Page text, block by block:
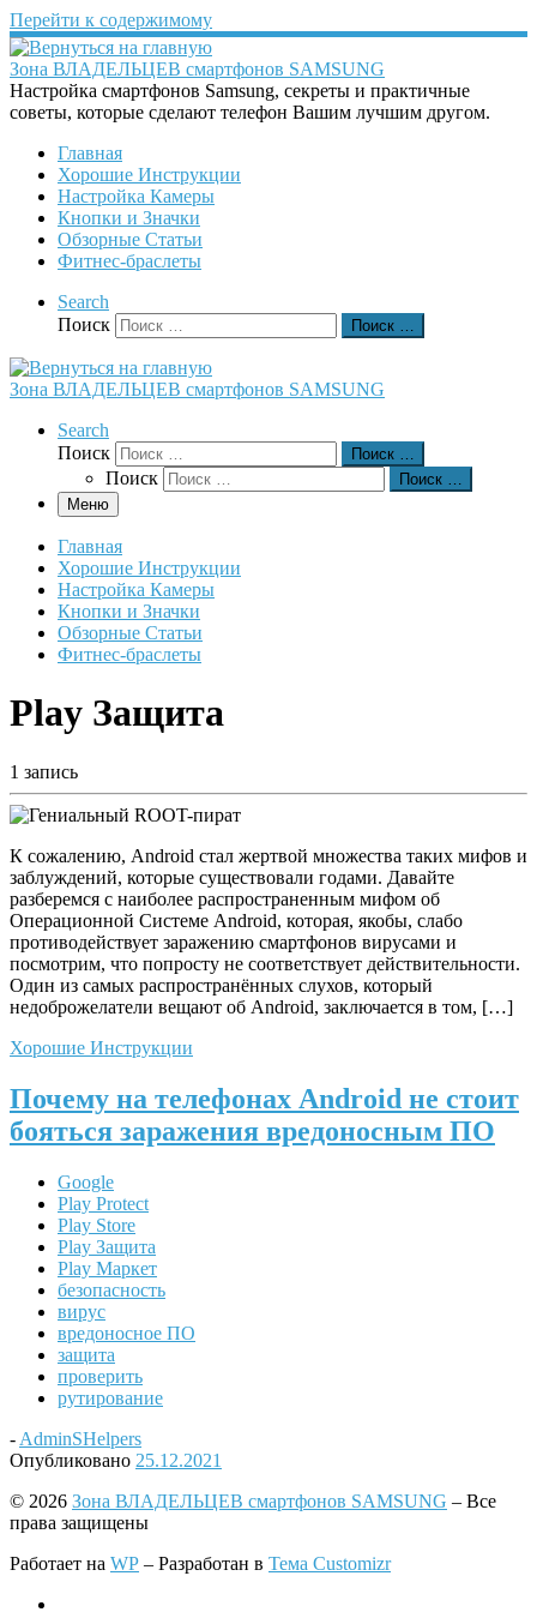
Перейти к содержимому
Зона ВЛАДЕЛЬЦЕВ смартфонов SAMSUNG
Настройка смартфонов Samsung, секреты и практичные
советы, которые сделают телефон Вашим лучшим другом.
Главная
Хорошие Инструкции
Настройка Камеры
Кнопки и Значки
Обзорные Статьи
Фитнес-браслеты
Search
Поиск
Поиск …
Зона ВЛАДЕЛЬЦЕВ смартфонов SAMSUNG
Search
Поиск
Поиск …
Поиск
Поиск …
Меню
Главная
Хорошие Инструкции
Настройка Камеры
Кнопки и Значки
Обзорные Статьи
Фитнес-браслеты
Play Защита
1 запись
К сожалению, Android стал жертвой множества таких мифов и
заблуждений, которые существовали годами. Давайте
разберемся с наиболее распространенным мифом об
Операционной Системе Android, которая, якобы, слабо
противодействует заражению смартфонов вирусами и
посмотрим, что попросту не соответствует действительности.
Один из самых распространённых слухов, который
недоброжелатели вещают ​​об Android, заключается в том, […]
Хорошие Инструкции
Почему на телефонах Android не стоит
бояться заражения вредоносным ПО
Google
Play Protect
Play Store
Play Защита
Play Маркет
безопасность
вирус
вредоносное ПО
защита
проверить
рутирование
- AdminSHelpers
Опубликовано 25.12.2021
© 2026 Зона ВЛАДЕЛЬЦЕВ смартфонов SAMSUNG – Все
права защищены
Работает на WP – Разработан в Тема Customizr